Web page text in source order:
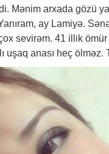
Mənim arxada gözü
ay Lamiyə.
sevirəm. 41 illik
uşaq anası heç